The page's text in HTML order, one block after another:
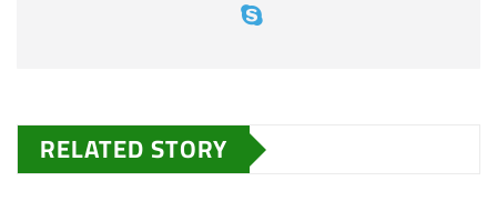
RELATED STORY